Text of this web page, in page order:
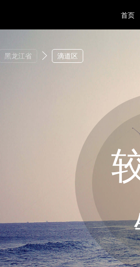
首页
黑龙江省 滴道区